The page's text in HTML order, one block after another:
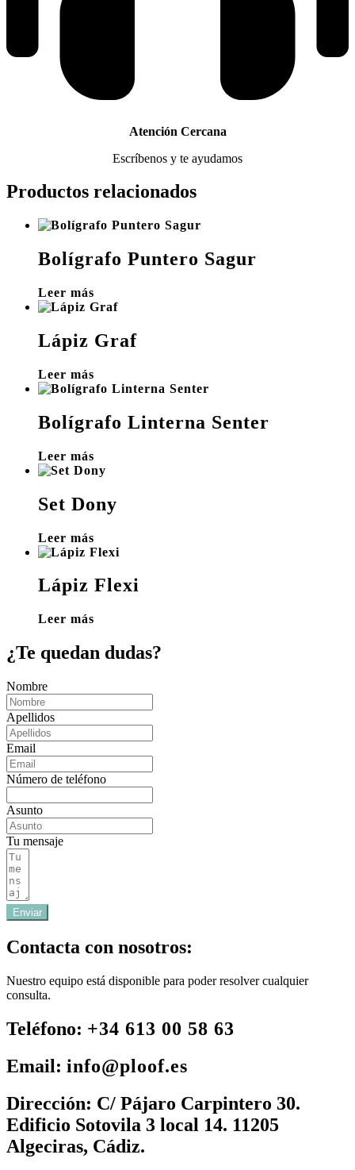
Atención Cercana
Escríbenos y te ayudamos
Productos relacionados
Bolígrafo Puntero Sagur
Leer más
Lápiz Graf
Leer más
Bolígrafo Linterna Senter
Leer más
Set Dony
Leer más
Lápiz Flexi
Leer más
¿Te quedan dudas?
Nombre
Apellidos
Email
Número de teléfono
Asunto
Tu mensaje
Enviar
Contacta con nosotros:
Nuestro equipo está disponible para poder resolver cualquier
consulta.
Teléfono: +34 613 00 58 63
Email: info@ploof.es
Dirección: C/ Pájaro Carpintero 30.
Edificio Sotovila 3 local 14. 11205
Algeciras, Cádiz.